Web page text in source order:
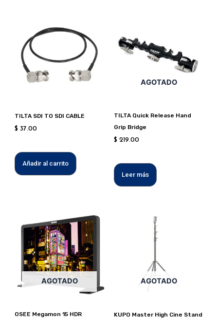
TILTA SDI TO SDI CABLE
$ 37.00
Añadir al carrito
AGOTADO
TILTA Quick Release Hand
Grip Bridge
$ 219.00
Leer más
AGOTADO
OSEE Megamon 15 HDR
AGOTADO
KUPO Master High Cine Stand